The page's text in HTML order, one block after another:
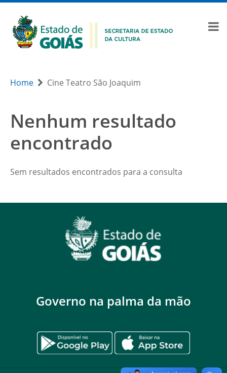
Home Cine Teatro São Joaquim
Nenhum resultado
encontrado
Sem resultados encontrados para a consulta
Governo na palma da mão